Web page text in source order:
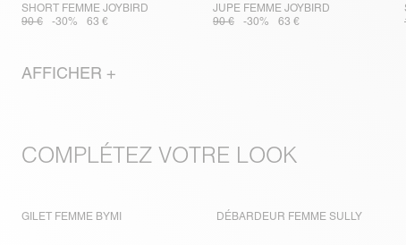
SHORT FEMME JOYBIRD
90 €
-30% 63 €
JUPE FEMME JOYBIRD
90 €
-30% 63 €
AFFICHER +
COMPLÉTEZ VOTRE LOOK
GILET FEMME BYMI DÉBARDEUR FEMME SULLY